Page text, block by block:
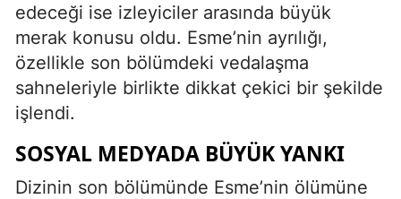
edeceği ise izleyiciler arasında büyük
merak konusu oldu. Esme’nin ayrılığı,
özellikle son bölümdeki vedalaşma
sahneleriyle birlikte dikkat çekici bir şekilde
işlendi.
SOSYAL MEDYADA BÜYÜK YANKI
Dizinin son bölümünde Esme’nin ölümüne